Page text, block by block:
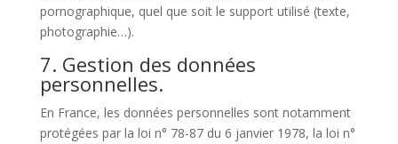
pornographique, quel que soit le support utilisé (texte,
photographie…).
7. Gestion des données
personnelles.
En France, les données personnelles sont notamment
protégées par la loi n° 78-87 du 6 janvier 1978, la loi n°